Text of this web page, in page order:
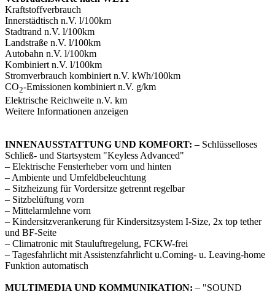
Kraftstoffverbrauch
Innerstädtisch n.V. l/100km
Stadtrand n.V. l/100km
Landstraße n.V. l/100km
Autobahn n.V. l/100km
Kombiniert n.V. l/100km
Stromverbrauch kombiniert n.V. kWh/100km
CO2-Emissionen kombiniert n.V. g/km
Elektrische Reichweite n.V. km
Weitere Informationen anzeigen
INNENAUSSTATTUNG UND KOMFORT: – Schlüsselloses
Schließ- und Startsystem "Keyless Advanced"
– Elektrische Fensterheber vorn und hinten
– Ambiente und Umfeldbeleuchtung
– Sitzheizung für Vordersitze getrennt regelbar
– Sitzbelüftung vorn
– Mittelarmlehne vorn
– Kindersitzverankerung für Kindersitzsystem I-Size, 2x top tether
und BF-Seite
– Climatronic mit Stauluftregelung, FCKW-frei
– Tagesfahrlicht mit Assistenzfahrlicht u.Coming- u. Leaving-home
Funktion automatisch
MULTIMEDIA UND KOMMUNIKATION: – "SOUND